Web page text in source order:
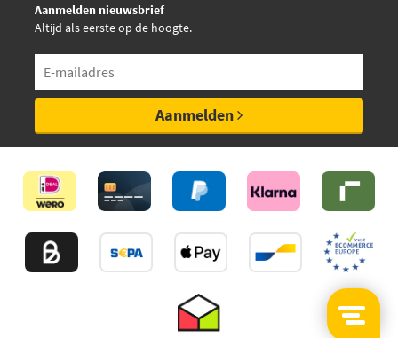
Sasic 8173183P
Sidem 53234 € 15,17
Swag 62 71 0001 € 7,78
Triscan 8500 2820
Aanmelden nieuwsbrief
Altijd als eerste op de hoogte.
Aanmelden